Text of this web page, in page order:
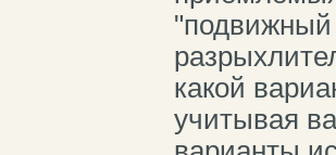
"подвижный
какой
учитывая